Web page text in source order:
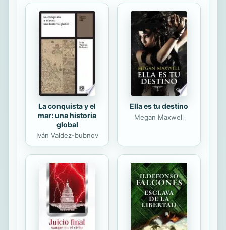
confianza, y pronto, el aficionado se
sorprenderá de lo acertadas que
pueden llegar a ser sus
predicciones.
La conquista y el
mar: una historia
global
Iván Valdez-bubnov
Ella es tu destino
Megan Maxwell